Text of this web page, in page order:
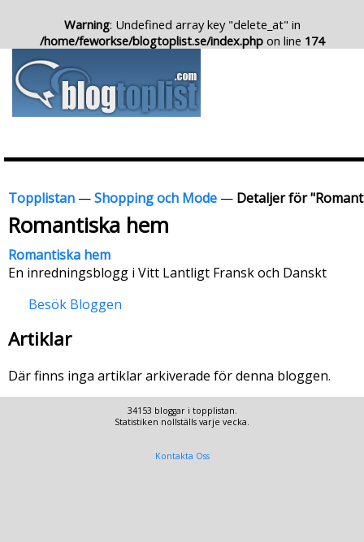
Warning: Undefined array key "delete_at" in
/home/feworkse/blogtoplist.se/index.php on line 174
Topplistan —Shopping och Mode — Detaljer för
Romantiska hem
Romantiska hem
En inredningsblogg i Vitt Lantligt Fransk och Danskt
Besök Bloggen
Artiklar
Där finns inga artiklar arkiverade för denna bloggen.
34153 bloggar i topplistan.
Statistiken nollställs varje vecka.
Kontakta Oss